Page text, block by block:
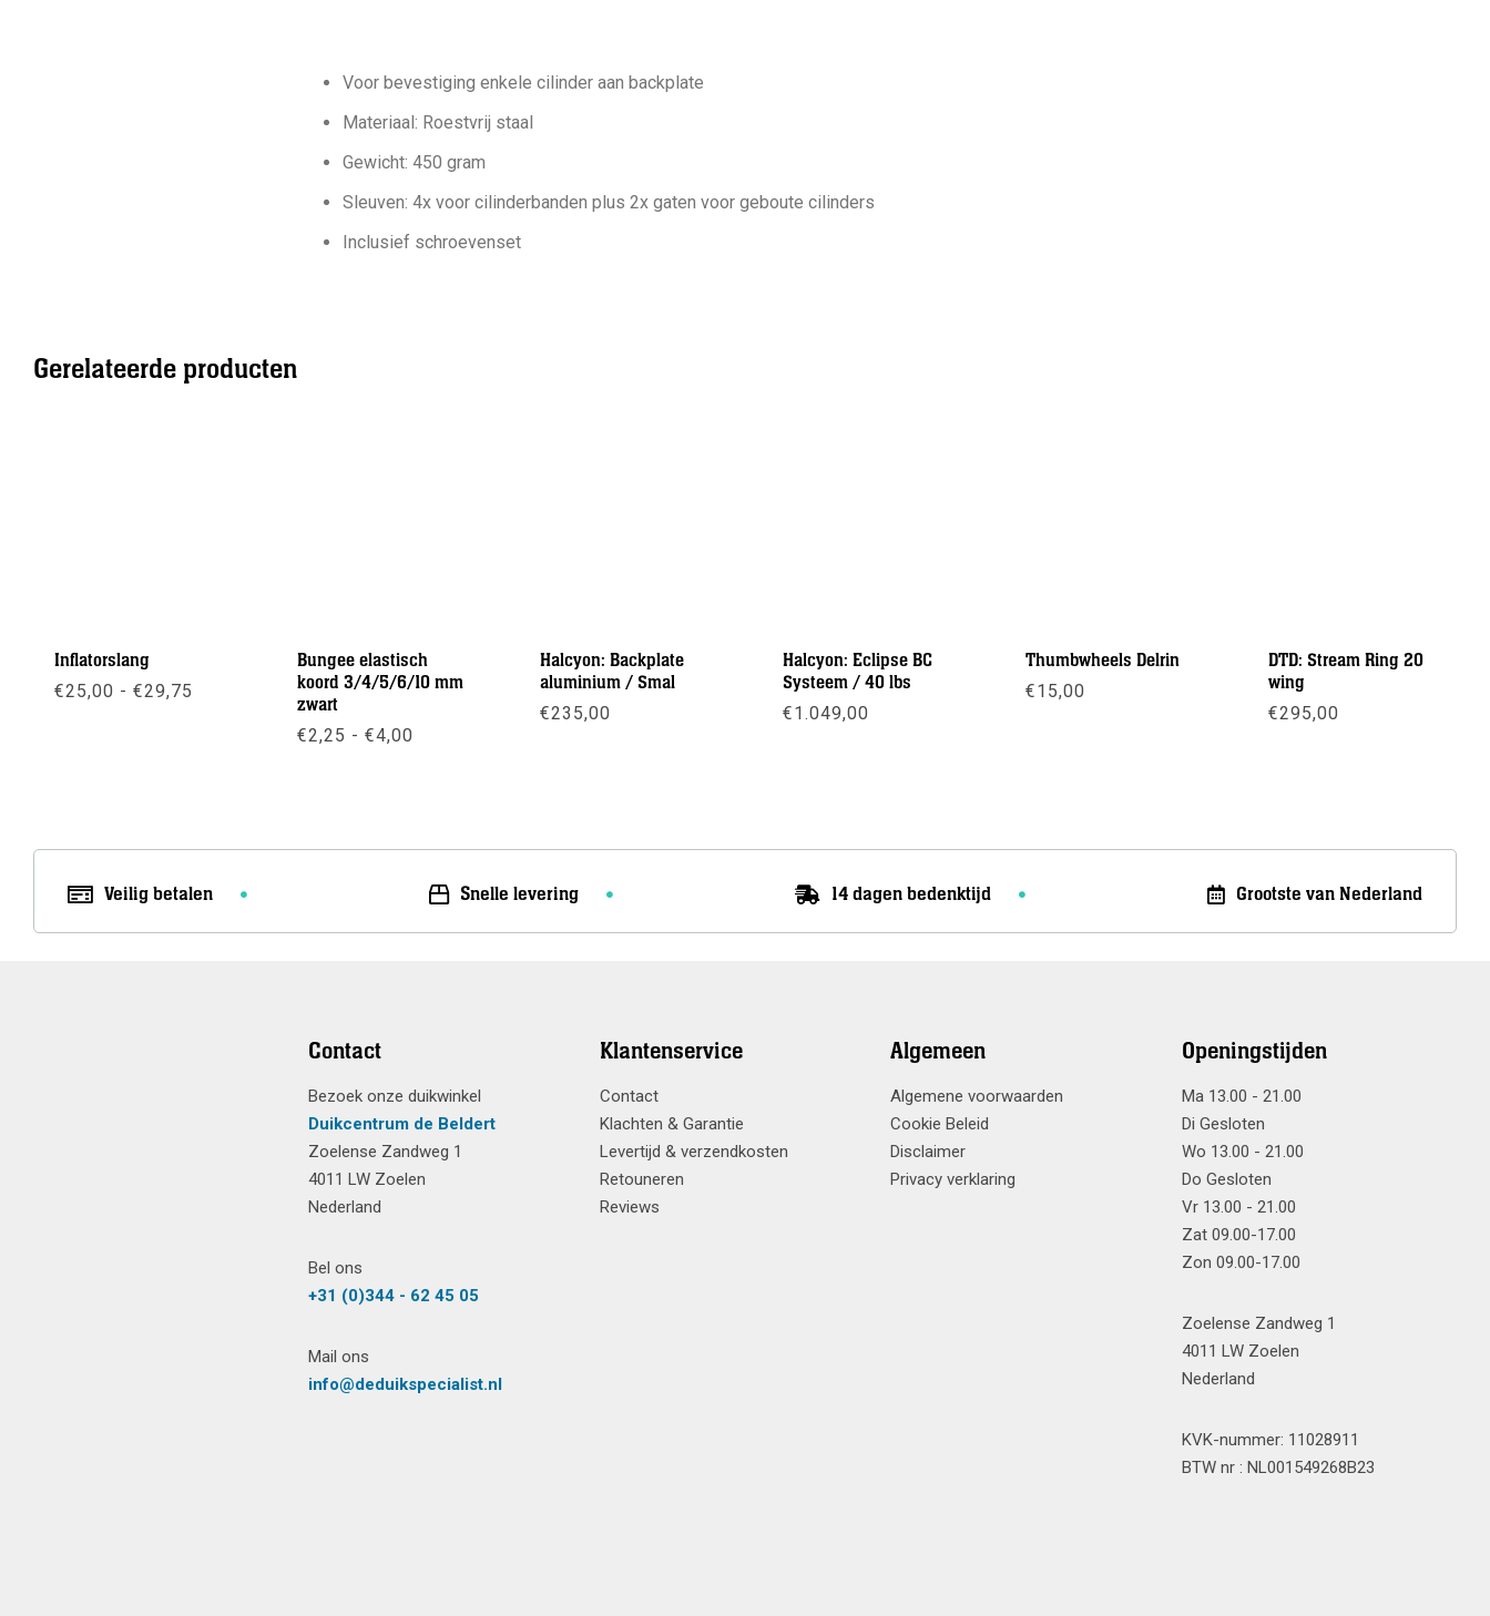
Voor bevestiging enkele cilinder aan backplate
Materiaal: Roestvrij staal
Gewicht: 450 gram
Sleuven: 4x voor cilinderbanden plus 2x gaten voor geboute cilinders
Inclusief schroevenset
Gerelateerde producten
Inflatorslang
€25,00 - €29,75
Bungee elastisch
koord 3/4/5/6/10 mm
zwart
€2,25 - €4,00
Halcyon: Backplate
aluminium / Smal
€235,00
Halcyon: Eclipse BC
Systeem / 40 lbs
€1.049,00
Thumbwheels Delrin
€15,00
DTD: Stream Ring 20
wing
€295,00
Veilig betalen Snelle levering 14 dagen bedenktijd Grootste van Nederland
Contact
Bezoek onze duikwinkel
Duikcentrum de Beldert
Zoelense Zandweg 1
4011 LW Zoelen
Nederland
Bel ons
+31 (0)344 - 62 45 05
Mail ons
info@deduikspecialist.nl
Klantenservice
Contact
Klachten & Garantie
Levertijd & verzendkosten
Retouneren
Reviews
Algemeen
Algemene voorwaarden
Cookie Beleid
Disclaimer
Privacy verklaring
Openingstijden
Ma 13.00 - 21.00
Di Gesloten
Wo 13.00 - 21.00
Do Gesloten
Vr 13.00 - 21.00
Zat 09.00-17.00
Zon 09.00-17.00
Zoelense Zandweg 1
4011 LW Zoelen
Nederland
KVK-nummer: 11028911
BTW nr : NL001549268B23